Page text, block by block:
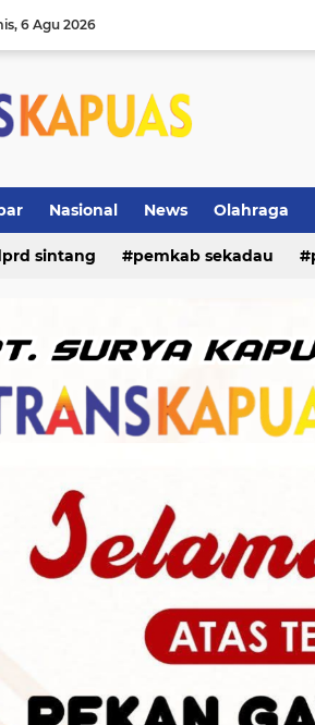
6 Agu 2026
Nasional News Olahraga
sintang pemkab sekadau